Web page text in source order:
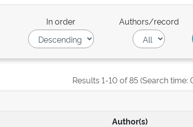
In order Authors/record
Results 1-10 of 85 (Search time:
Author(s)